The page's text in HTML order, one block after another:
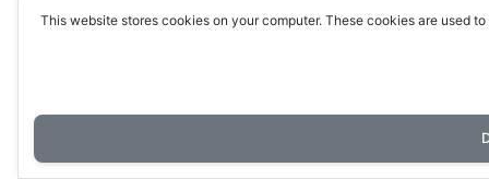
This website stores cookies on your computer. These cookies are used